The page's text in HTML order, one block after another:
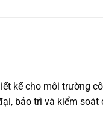
kế cho môi trường
bảo trì và kiểm